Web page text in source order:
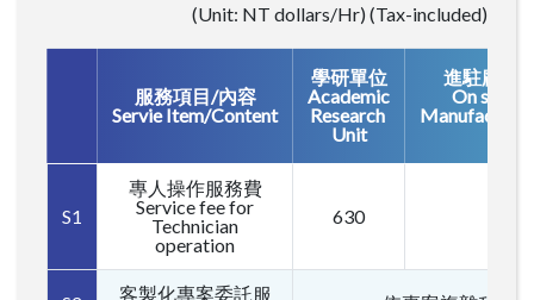
(Unit: NT dollars/Hr) (Tax-included)
服務項目/內容
Servie Item/Content
學研單位
Academic
Research
Unit
進駐廠商
On site
S1
專人操作服務費
Service fee for
Technician
operation
630
客製化專案委託服